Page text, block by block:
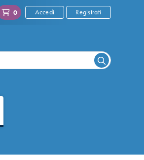
0 Accedi Registrati